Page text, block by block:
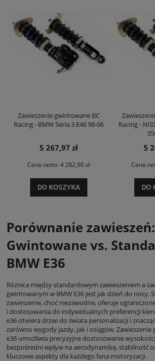
Zawieszenie gwintowane BC
Racing - BMW Seria 3 E46 98-06
5 267,97 zł
Cena netto: 4 282,90 zł
DO KOSZYKA
Racing -
5
Cena
DO
Porównanie zawieszeń:
Gwintowane vs.
BMW E36
Różnica między standardowym zawieszeniem a
gwintowanym w BMW E36 jest jak dzień do nocy.
zawieszenie, choć niezawodne, oferuje
i dostosowania do indywidualnych preferencji
e36 otwiera drzwi do świata personalizacji i
zarówno wygody jazdy, jak i osiągów.
e36 umożliwia precyzyjne dostosowanie
bezpośredni wpływ na aerodynamikę, stabilność
kluczowe aspekty dla każdego fana motoryzacji.